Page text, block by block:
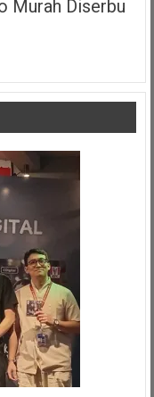
Murah Diserbu